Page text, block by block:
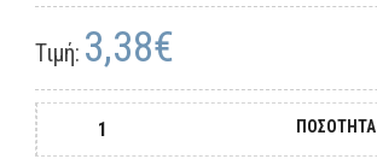
Τιμή: 3,38€
ΠΟΣΟΤΗΤΑ